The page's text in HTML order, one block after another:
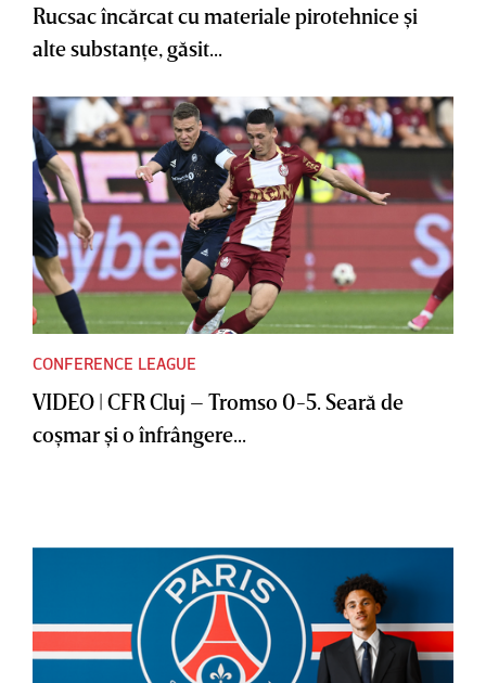
Rucsac încărcat cu materiale pirotehnice şi
alte substanţe, găsit...
CONFERENCE LEAGUE
VIDEO | CFR Cluj – Tromso 0-5. Seară de
coşmar şi o înfrângere...